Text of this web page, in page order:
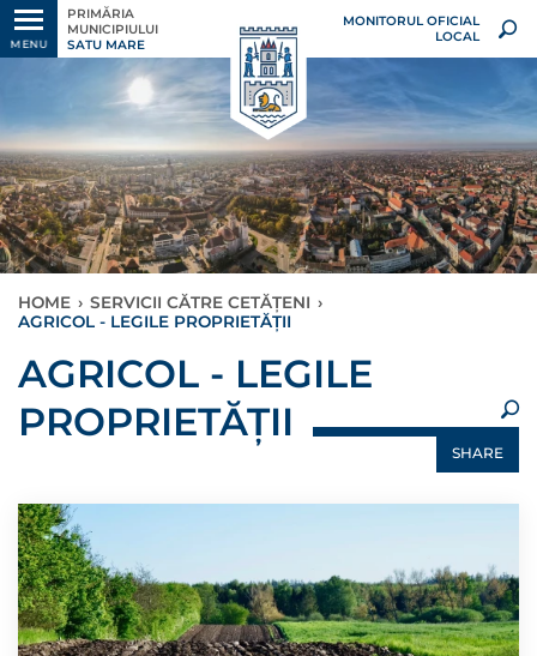
MENU
PRIMĂRIA
MUNICIPIULUI
SATU MARE
MONITORUL OFICIAL
LOCAL
HOME › SERVICII CĂTRE CETĂȚENI ›
AGRICOL - LEGILE PROPRIETĂȚII
AGRICOL - LEGILE
PROPRIETĂȚII
SHARE